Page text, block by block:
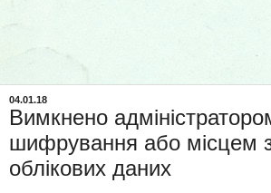
04.01.18
Вимкнено
шифрування або місцем
облікових даних